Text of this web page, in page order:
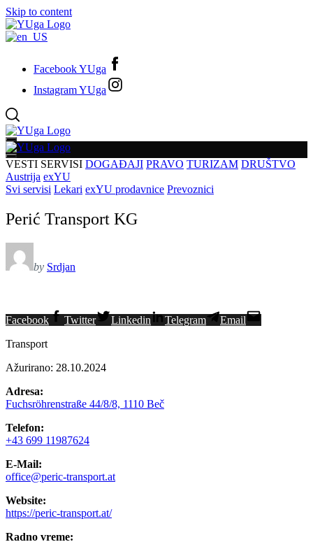
Skip to content
Facebook YUga
Instagram YUga
VESTI SERVISI DOGAĐAJI PRAVO TURIZAM DRUŠTVO
Austrija exYU
Svi servisi Lekari exYU prodavnice Prevoznici
Perić Transport KG
by Srdjan
Facebook Twitter Linkedin Telegram
Email
Transport
Ažurirano: 28.10.2024
Adresa:
Fuchsröhrenstraße 44/8/8, 1110 Beč
Telefon:
+43 699 11987624
E-Mail:
office@peric-transport.at
Website:
https://peric-transport.at/
Radno vreme: